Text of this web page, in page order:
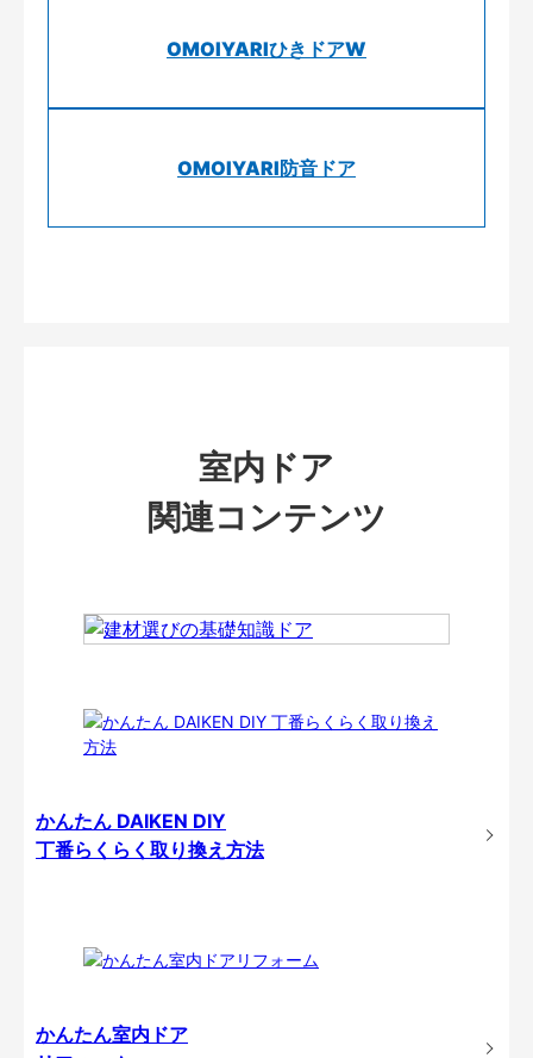
OMOIYARIひきドアW
OMOIYARI防音ドア
室内ドア
関連コンテンツ
かんたん DAIKEN DIY
丁番らくらく取り換え方法
かんたん室内ドア